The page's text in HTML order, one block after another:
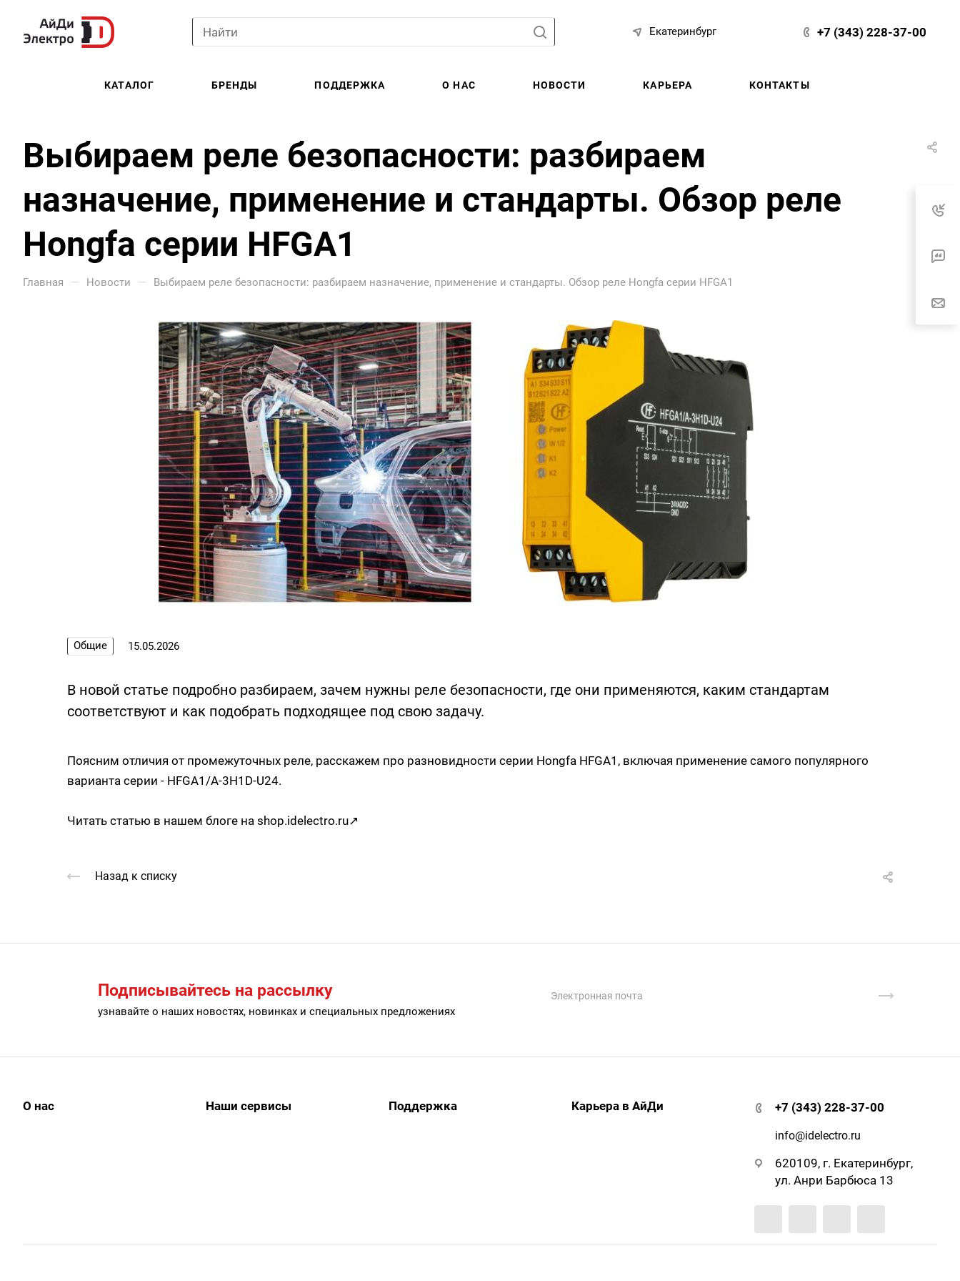
Екатеринбург +7 (343) 228-37-00
КАТАЛОГ БРЕНДЫ ПОДДЕРЖКА О НАС НОВОСТИ КАРЬЕРА КОНТАКТЫ
Выбираем реле безопасности: разбираем
назначение, применение и стандарты. Обзор реле
Hongfa серии HFGA1
Главная — Новости — Выбираем реле безопасности: разбираем назначение, применение и стандарты. Обзор реле Hongfa серии HFGA1
Общие 15.05.2026
В новой статье подробно разбираем, зачем нужны реле безопасности, где они применяются, каким стандартам
соответствуют и как подобрать подходящее под свою задачу.
Поясним отличия от промежуточных реле, расскажем про разновидности серии Hongfa HFGA1, включая применение самого популярного
варианта серии - HFGA1/A-3H1D-U24.
Читать статью в нашем блоге на shop.idelectro.ru↗
Назад к списку
Подписывайтесь на рассылку
узнавайте о наших новостях, новинках и специальных предложениях
О нас Наши сервисы Поддержка Карьера в АйДи +7 (343) 228-37-00
info@idelectro.ru
620109, г. Екатеринбург,
ул. Анри Барбюса 13